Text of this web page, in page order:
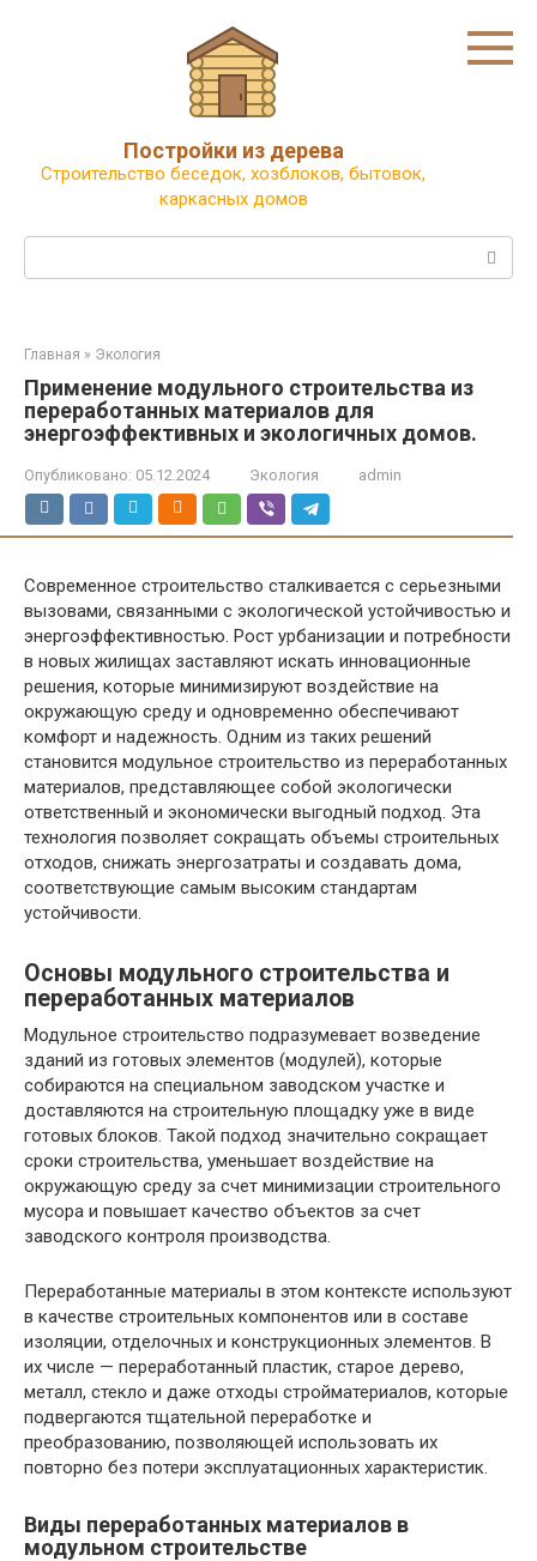
Постройки из дерева
Строительство беседок, хозблоков, бытовок,
каркасных домов
Главная » Экология
Применение модульного строительства из
переработанных материалов для
энергоэффективных и экологичных домов.
Опубликовано: 05.12.2024 Экология admin
Современное строительство сталкивается с серьезными
вызовами, связанными с экологической устойчивостью и
энергоэффективностью. Рост урбанизации и потребности
в новых жилищах заставляют искать инновационные
решения, которые минимизируют воздействие на
окружающую среду и одновременно обеспечивают
комфорт и надежность. Одним из таких решений
становится модульное строительство из переработанных
материалов, представляющее собой экологически
ответственный и экономически выгодный подход. Эта
технология позволяет сокращать объемы строительных
отходов, снижать энергозатраты и создавать дома,
соответствующие самым высоким стандартам
устойчивости.
Основы модульного строительства и
переработанных материалов
Модульное строительство подразумевает возведение
зданий из готовых элементов (модулей), которые
собираются на специальном заводском участке и
доставляются на строительную площадку уже в виде
готовых блоков. Такой подход значительно сокращает
сроки строительства, уменьшает воздействие на
окружающую среду за счет минимизации строительного
мусора и повышает качество объектов за счет
заводского контроля производства.
Переработанные материалы в этом контексте используют
в качестве строительных компонентов или в составе
изоляции, отделочных и конструкционных элементов. В
их числе — переработанный пластик, старое дерево,
металл, стекло и даже отходы стройматериалов, которые
подвергаются тщательной переработке и
преобразованию, позволяющей использовать их
повторно без потери эксплуатационных характеристик.
Виды переработанных материалов в
модульном строительстве